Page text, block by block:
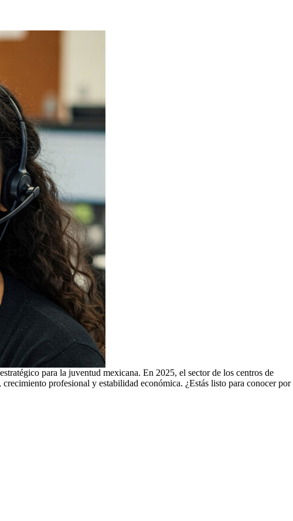
estratégico para la juventud mexicana. En 2025, el sector de los centros de
profesional y estabilidad económica. ¿Estás listo para conocer por